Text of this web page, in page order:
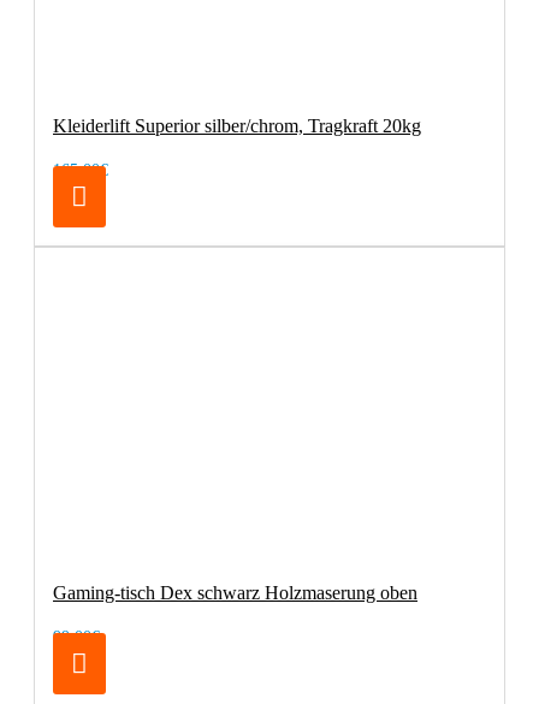
Kleiderlift Superior silber/chrom, Tragkraft 20kg
165,00€
Gaming-tisch Dex schwarz Holzmaserung oben
99,00€